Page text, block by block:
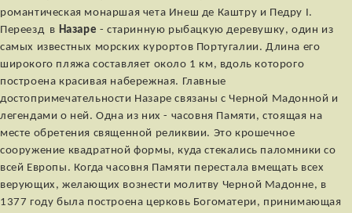
романтическая монаршая чета Инеш де Каштру и Педру I.
Переезд в Назаре - старинную рыбацкую деревушку, один из
самых известных морских курортов Португалии. Длина его
широкого пляжа составляет около 1 км, вдоль которого
построена красивая набережная. Главные
достопримечательности Назаре связаны с Черной Мадонной и
легендами о ней. Одна из них - часовня Памяти, стоящая на
месте обретения священной реликвии. Это крошечное
сооружение квадратной формы, куда стекались паломники со
всей Европы. Когда часовня Памяти перестала вмещать всех
верующих, желающих вознести молитву Черной Мадонне, в
1377 году была построена церковь Богоматери, принимающая